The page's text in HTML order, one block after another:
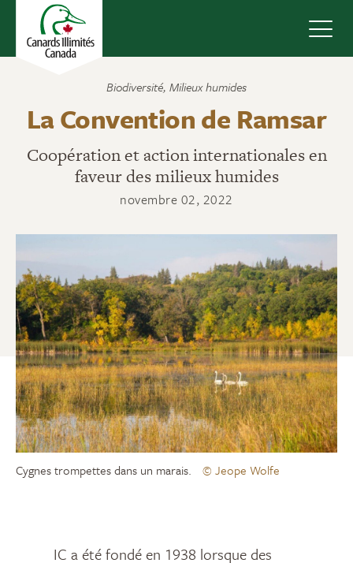
Biodiversité, Milieux humides
La Convention de Ramsar
Coopération et action internationales en
faveur des milieux humides
novembre 02, 2022
Cygnes trompettes dans un marais. © Jeope Wolfe